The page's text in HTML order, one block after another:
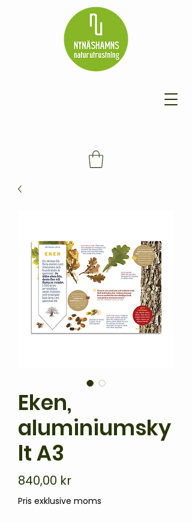
Eken,
aluminiumsky
lt A3
840,00 krPris
Pris exklusive moms